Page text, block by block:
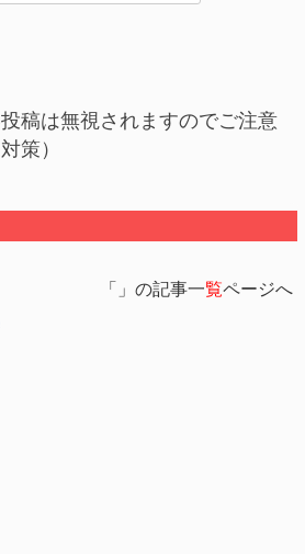
稿は無視されますのでご注意
策）
「」の記事一覧ページへ